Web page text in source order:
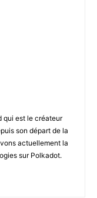
qui est le créateur
son départ de la
actuellement la
sur Polkadot.